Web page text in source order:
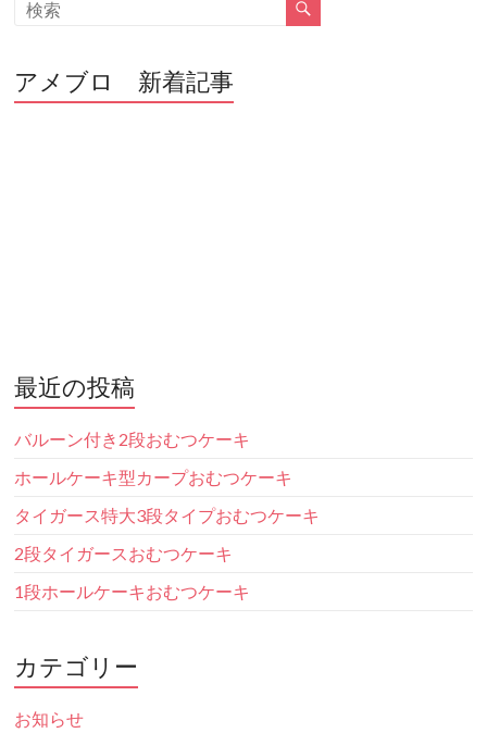
アメブロ 新着記事
最近の投稿
バルーン付き2段おむつケーキ
ホールケーキ型カープおむつケーキ
タイガース特大3段タイプおむつケーキ
2段タイガースおむつケーキ
1段ホールケーキおむつケーキ
カテゴリー
お知らせ